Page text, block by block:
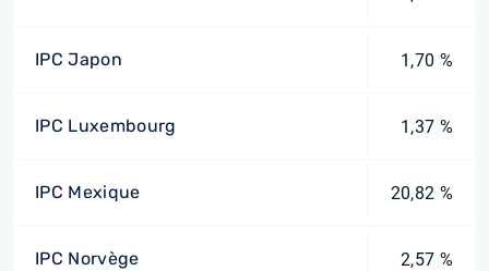
IPC Japon 1,70 %
IPC Luxembourg 1,37 %
IPC Mexique 20,82 %
IPC Norvège 2,57 %